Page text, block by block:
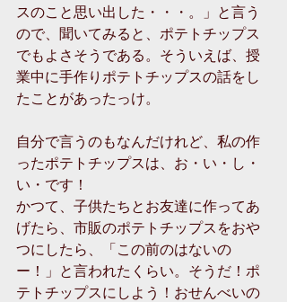
スのこと思い出した・・・。」と言う
ので、聞いてみると、ポテトチップス
でもよさそうである。そういえば、授
業中に手作りポテトチップスの話をし
たことがあったっけ。
自分で言うのもなんだけれど、私の作
ったポテトチップスは、お・い・し・
い・です！
かつて、子供たちとお友達に作ってあ
げたら、市販のポテトチップスをおや
つにしたら、「この前のはないの
ー！」と言われたくらい。そうだ！ポ
テトチップスにしよう！おせんべいの